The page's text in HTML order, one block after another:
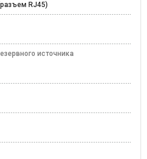
RJ45)
источника